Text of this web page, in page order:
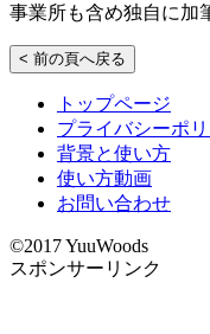
事業所も含め独自に加
< 前の頁へ戻る
トップページ
プライバシーポ
背景と使い方
使い方動画
お問い合わせ
©2017 YuuWoods
スポンサーリンク